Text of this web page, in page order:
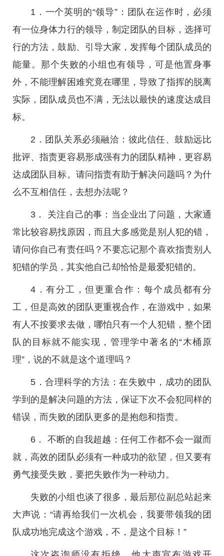
1．一个英明的“领导”：团队在运作时，必须
有一位身体力行的领导，制定团队的目标，选择可
行的方法，鼓励、引导大家，发挥每个团队成员的
能量。那个失败的小组也有领导，可是他置身事
外，不能理解困难究竟在哪里，导致了指挥的脱离
实际，团队成员也不满，无法以最快的速度达成目
标。
2．团队关系必须融洽：彼此信任、鼓励远比
批评、指责更容易形成强有力的团队精神，更容易
达成团队目标。请问指责有助于解决问题吗？为什
么不互相信任，去想办法呢？
3． 关注自己的事：当企业出了问题，大家通
常比较容易找原因，而且大多感觉是别人犯的错，
请问你自己有责任吗？不要忘记那个喜欢指责别人
犯错的学员，其实他自己却恰恰是最爱犯错的。
4．有分工，但更重合作：每个成员都有分
工，但是高效的团队更重视合作，在游戏中，如果
有人不按要求去做，哪怕只有一个人犯错，整个团
队的目标就不能实现，管理学中著名的“木桶原
理”，说的不就是这个道理吗？
5．合理科学的方法：在失败中，成功的团队
学到的是解决问题的方法，保证下次不会犯同样的
错误，而失败的团队更多的是抱怨和指责。
6． 不断的自我超越：任何工作都不会一蹴而
就，高效的团队必须有一种成功的欲望，但又要有
勇气接受失败，要把失败作为一种动力。
失败的小组也谈了很多，最后那位副总站起来
大声说：“请再给我们一次机会，我要带领我的团
队成功地完成这个游戏，不，是这个目标！”